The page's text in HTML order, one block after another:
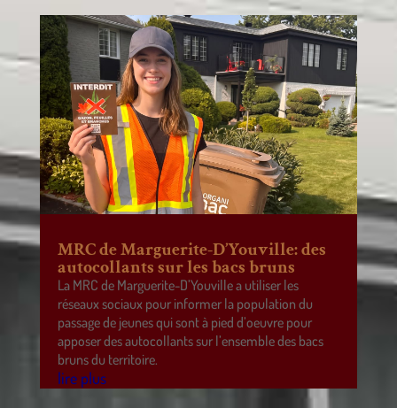
MRC de Marguerite-D’Youville: des
autocollants sur les bacs bruns
La MRC de Marguerite-D’Youville a utiliser les
réseaux sociaux pour informer la population du
passage de jeunes qui sont à pied d’oeuvre pour
apposer des autocollants sur l’ensemble des bacs
bruns du territoire.
lire plus